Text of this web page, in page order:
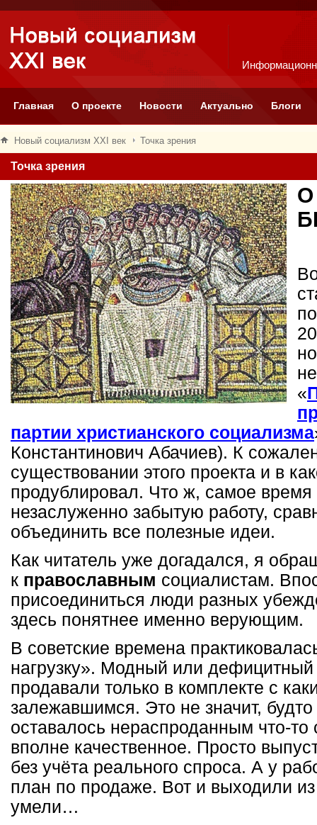
Главная О проекте Новости Актуально Блоги
Новый социализм XXI век Точка зрения
Точка зрения
«
партии христианского социализма
Константинович Абачиев). К
существовании этого проекта и в
продублировал. Что ж, самое время
незаслуженно забытую работу,
объединить все полезные идеи.
Как читатель уже догадался, я
к православным социалистам.
присоединиться люди разных
здесь понятнее именно верующим.
В советские времена
нагрузку». Модный или дефицитный
продавали только в комплекте с
залежавшимся. Это не значит, будто
оставалось нераспроданным что-то
вполне качественное. Просто
без учёта реального спроса. А у
план по продаже. Вот и выходили
умели…